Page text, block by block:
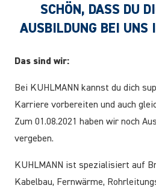
SCHÖN, DASS DU
AUSBILDUNG BEI UNS
Das sind wir:
Bei KUHLMANN kannst du dich
Karriere vorbereiten und auch
Zum 01.08.2021 haben wir noch
vergeben.
KUHLMANN ist spezialisiert auf
Kabelbau, Fernwärme,